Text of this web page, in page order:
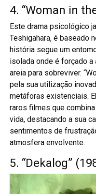
4. “Woman in
Este drama psicológico
Teshigahara, é baseado
história segue um
isolada onde é forçado a
areia para sobreviver.
pela sua utilização
metáforas existenciais.
raros filmes que
vida, destacando a sua
sentimentos de
atmosfera envolvente.
5. “Dekalog”